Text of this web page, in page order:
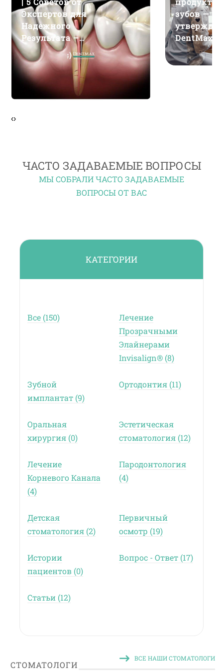
Экспертов для
Надежного
Результата –
DentMax
зубов —
DentMax
‹›
ЧАСТО ЗАДАВАЕМЫЕ ВОПРОСЫ
МЫ СОБРАЛИ ЧАСТО ЗАДАВАЕМЫЕ
ВОПРОСЫ ОТ ВАС
КАТЕГОРИИ
Все (150)
Лечение
Прозрачными
Элайнерами
Invisalign® (8)
Зубной
имплантат (9)
Ортодонтия (11)
Оральная
хирургия (0)
Эстетическая
стоматология (12)
Лечение
Корневого Канала
(4)
Пародонтология
(4)
Детская
стоматология (2)
Первичный
осмотр (19)
Истории
пациентов (0)
Вопрос - Ответ (17)
Статьи (12)
СТОМАТОЛОГИ
ВСЕ НАШИ СТОМАТОЛОГИ